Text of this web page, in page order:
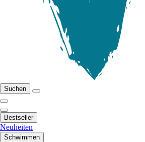
Suchen
Bestseller
Neuheiten
Schwimmen